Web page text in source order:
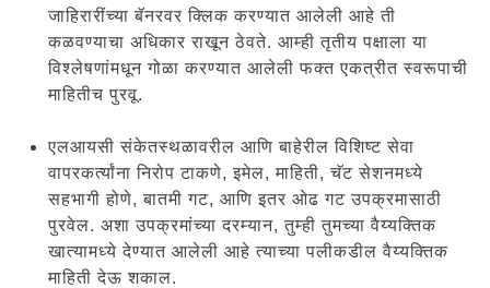
जाहिरारींच्या बॅनरवर क्लिक करण्यात आलेली आहे ती
कळवण्याचा अधिकार राखून ठेवते. आम्ही तृतीय पक्षाला या
विश्लेषणांमधून गोळा करण्यात आलेली फक्त एकत्रीत स्वरूपाची
माहितीच पुरवू.
एलआयसी संकेतस्थळावरील आणि बाहेरील विशिष्ट सेवा
वापरकर्त्यांना निरोप टाकणे, इमेल, माहिती, चॅट सेशनमध्ये
सहभागी होणे, बातमी गट, आणि इतर ओढ गट उपक्रमासाठी
पुरवेल. अशा उपक्रमांच्या दरम्यान, तुम्ही तुमच्या वैय्यक्तिक
खात्यामध्ये देण्यात आलेली आहे त्याच्या पलीकडील वैय्यक्तिक
माहिती देऊ शकाल.